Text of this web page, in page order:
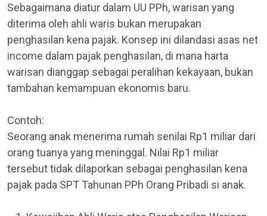
Sebagaimana diatur dalam UU PPh, warisan yang
diterima oleh ahli waris bukan merupakan
penghasilan kena pajak. Konsep ini dilandasi asas net
income dalam pajak penghasilan, di mana harta
warisan dianggap sebagai peralihan kekayaan, bukan
tambahan kemampuan ekonomis baru.
Contoh:
Seorang anak menerima rumah senilai Rp1 miliar dari
orang tuanya yang meninggal. Nilai Rp1 miliar
tersebut tidak dilaporkan sebagai penghasilan kena
pajak pada SPT Tahunan PPh Orang Pribadi si anak.